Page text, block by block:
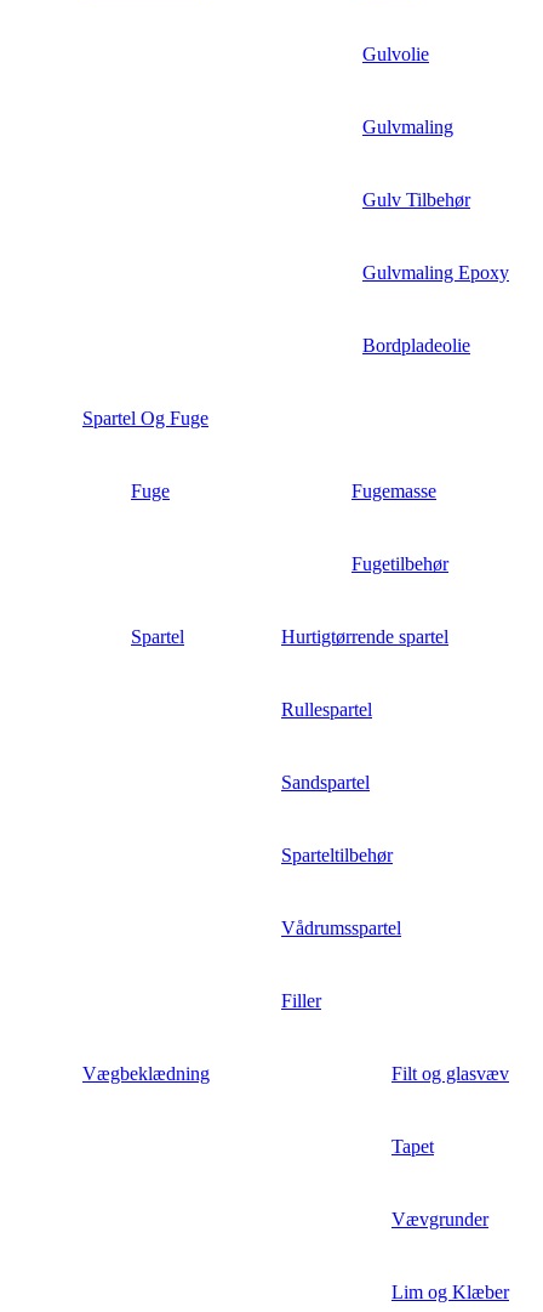
Gulvolie
Gulvmaling
Gulv Tilbehør
Gulvmaling Epoxy
Bordpladeolie
Spartel Og Fuge
Fuge Fugemasse
Fugetilbehør
Spartel Hurtigtørrende spartel
Rullespartel
Sandspartel
Sparteltilbehør
Vådrumsspartel
Filler
Vægbeklædning Filt og glasvæv
Tapet
Vævgrunder
Lim og Klæber